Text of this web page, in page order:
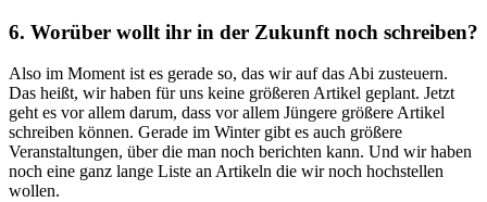
6. Worüber wollt ihr in der Zukunft noch schreiben?
Also im Moment ist es gerade so, das wir auf das Abi zusteuern.
Das heißt, wir haben für uns keine größeren Artikel geplant. Jetzt
geht es vor allem darum, dass vor allem Jüngere größere Artikel
schreiben können. Gerade im Winter gibt es auch größere
Veranstaltungen, über die man noch berichten kann. Und wir haben
noch eine ganz lange Liste an Artikeln die wir noch hochstellen
wollen.